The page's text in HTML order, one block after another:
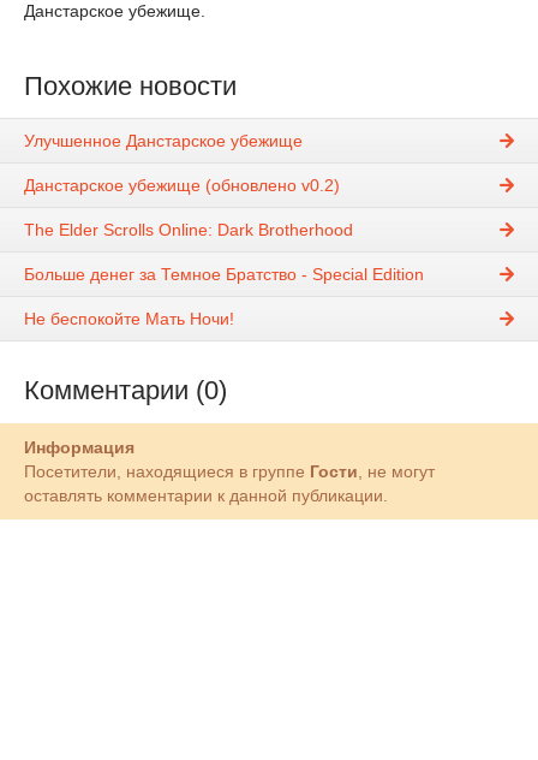
Данстарское убежище.
Похожие новости
Улучшенное Данстарское убежище
Данстарское убежище (обновлено v0.2)
The Elder Scrolls Online: Dark Brotherhood
Больше денег за Темное Братство - Special Edition
Не беспокойте Мать Ночи!
Комментарии (0)
Информация
Посетители, находящиеся в группе Гости , не могут
оставлять комментарии к данной публикации.